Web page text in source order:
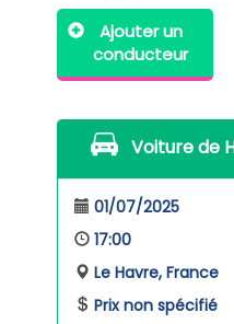
Ajouter un
conducteur
01/07/2025
17:00
Le Havre, France
Prix non spécifié